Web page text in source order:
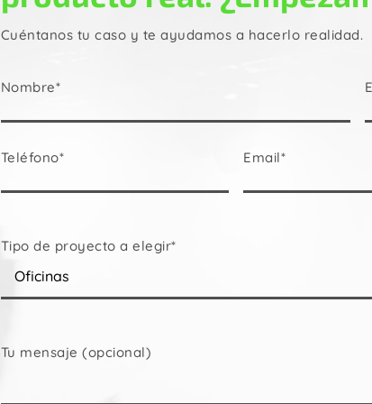
Cuéntanos tu caso y te ayudamos a hacerlo realidad.
Nombre*
Teléfono* Email*
Tipo de proyecto a elegir*
Tu mensaje (opcional)